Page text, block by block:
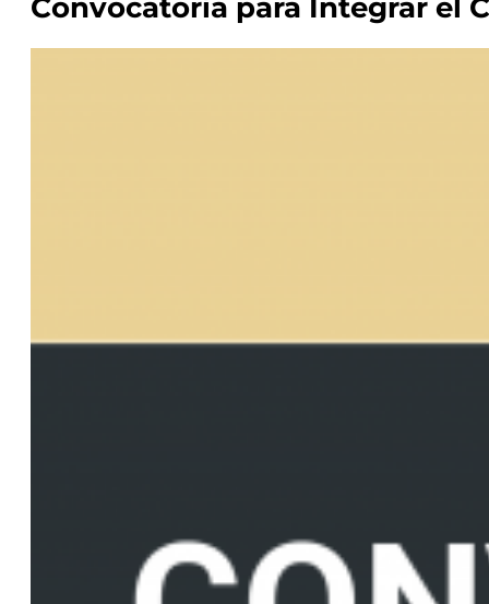
Convocatoria para Integrar el